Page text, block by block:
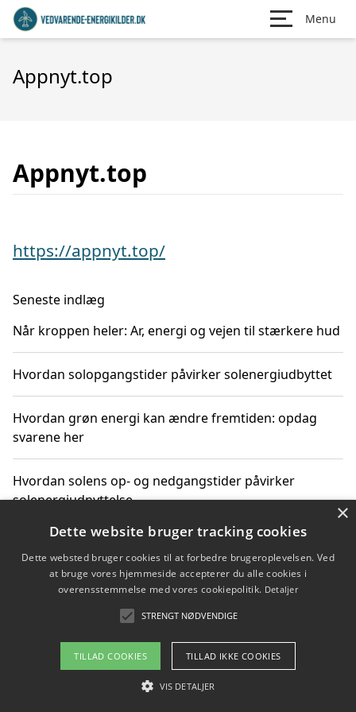
Menu
Appnyt.top
Appnyt.top
https://appnyt.top/
Seneste indlæg
Når kroppen heler: Ar, energi og vejen til stærkere hud
Hvordan solopgangstider påvirker solenergiudbyttet
Hvordan grøn energi kan ændre fremtiden: opdag
svarene her
Hvordan solens op- og nedgangstider påvirker
solenergiudnyttelse
Hvordan du får svar på energispørgsmål om
vedvarende energikilder
Om / kontakt
Blog Betingelser
×
Dette website bruger tracking cookies
Dette websted bruger cookies til at forbedre brugeroplevelsen. Ved
at bruge vores hjemmeside accepterer du alle cookies i
overensstemmelse med vores cookiepolitik. Detaljer
STRENGT NØDVENDIGE
TILLAD COOKIES TILLAD IKKE COOKIES
VIS DETALJER